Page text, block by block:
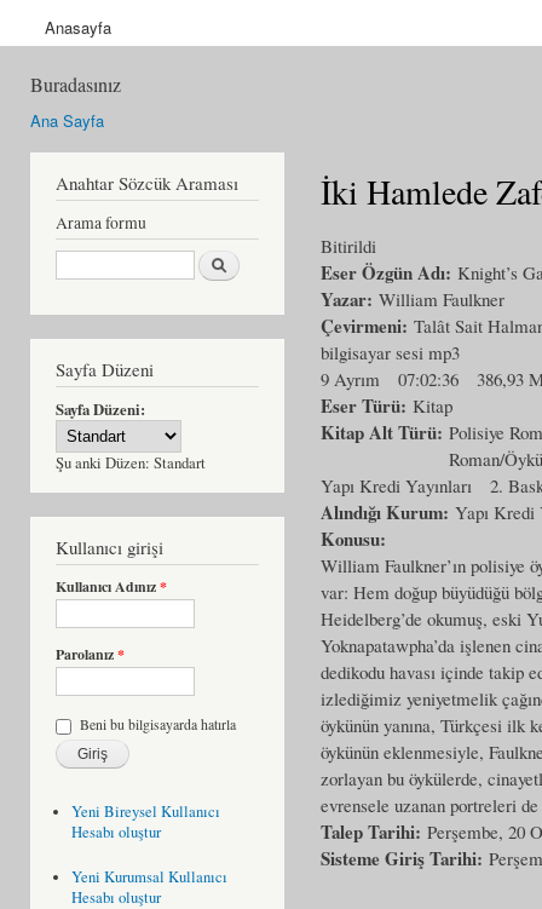
Anasayfa
Buradasınız
Ana Sayfa
Anahtar Sözcük Araması
Arama formu
Ara
Sayfa Düzeni
Sayfa Düzeni:
Şu anki Düzen: Standart
Kullanıcı girişi
Kullanıcı Adınız*
Parolanız*
Beni bu bilgisayarda hatırla
Yeni Bireysel Kullanıcı
Hesabı oluştur
Yeni Kurumsal Kullanıcı
Hesabı oluştur
İki Hamlede
Bitirildi
Eser Özgün Adı: Knight’s
Yazar: William Faulkner
Çevirmeni: Talât Sait
bilgisayar sesi mp3
9 Ayrım
07:02:36 386,93
Eser Türü: Kitap
Kitap Alt Türü: Polisiye
Roman/Öykü
Yapı Kredi Yayınları
2.
Alındığı Kurum: Yapı Kredi
Konusu:
William Faulkner’ın polisiye
var: Hem doğup büyüdüğü
Heidelberg’de okumuş, eski
Yoknapatawpha’da işlenen
dedikodu havası içinde takip
izlediğimiz yeniyetmelik
öykünün yanına, Türkçesi ilk
öykünün eklenmesiyle,
zorlayan bu öykülerde,
evrensele uzanan portreleri
Talep Tarihi: Perşembe, 20
Sisteme Giriş Tarihi: